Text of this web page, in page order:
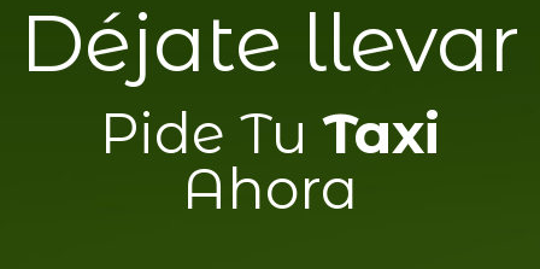
Déjate llevar
Pide TuTaxi
Ahora